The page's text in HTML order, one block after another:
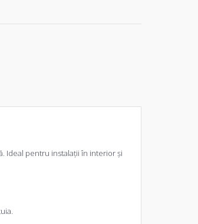
Ideal pentru instalații în interior și